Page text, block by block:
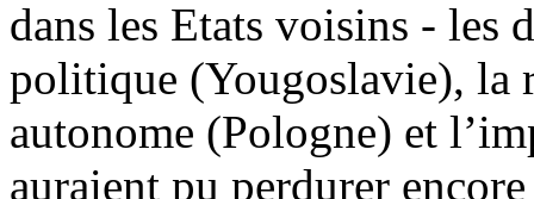
dans les Etats voisins - les
politique (Yougoslavie), la
autonome (Pologne) et
auraient pu perdurer